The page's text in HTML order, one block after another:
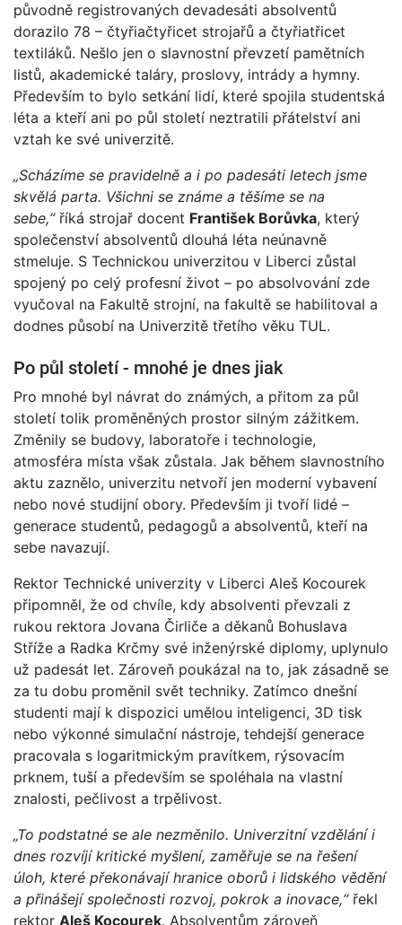
původně registrovaných devadesáti absolventů
dorazilo 78 – čtyřiačtyřicet strojařů a čtyřiatřicet
textiláků. Nešlo jen o slavnostní převzetí pamětních
listů, akademické taláry, proslovy, intrády a hymny.
Především to bylo setkání lidí, které spojila studentská
léta a kteří ani po půl století neztratili přátelství ani
vztah ke své univerzitě.
„Scházíme se pravidelně a i po padesáti letech jsme
skvělá parta. Všichni se známe a těšíme se na
sebe,“ říká strojař docent František Borůvka, který
společenství absolventů dlouhá léta neúnavně
stmeluje. S Technickou univerzitou v Liberci zůstal
spojený po celý profesní život – po absolvování zde
vyučoval na Fakultě strojní, na fakultě se habilitoval a
dodnes působí na Univerzitě třetího věku TUL.
Po půl století - mnohé je dnes jiak
Pro mnohé byl návrat do známých, a přitom za půl
století tolik proměněných prostor silným zážitkem.
Změnily se budovy, laboratoře i technologie,
atmosféra místa však zůstala. Jak během slavnostního
aktu zaznělo, univerzitu netvoří jen moderní vybavení
nebo nové studijní obory. Především ji tvoří lidé –
generace studentů, pedagogů a absolventů, kteří na
sebe navazují.
Rektor Technické univerzity v Liberci Aleš Kocourek
připomněl, že od chvíle, kdy absolventi převzali z
rukou rektora Jovana Čirliče a děkanů Bohuslava
Stříže a Radka Krčmy své inženýrské diplomy, uplynulo
už padesát let. Zároveň poukázal na to, jak zásadně se
za tu dobu proměnil svět techniky. Zatímco dnešní
studenti mají k dispozici umělou inteligenci, 3D tisk
nebo výkonné simulační nástroje, tehdejší generace
pracovala s logaritmickým pravítkem, rýsovacím
prknem, tuší a především se spoléhala na vlastní
znalosti, pečlivost a trpělivost.
„To podstatné se ale nezměnilo. Univerzitní vzdělání i
dnes rozvíjí kritické myšlení, zaměřuje se na řešení
úloh, které překonávají hranice oborů i lidského vědění
a přinášejí společnosti rozvoj, pokrok a inovace,“řekl
rektor Aleš Kocourek. Absolventům zároveň